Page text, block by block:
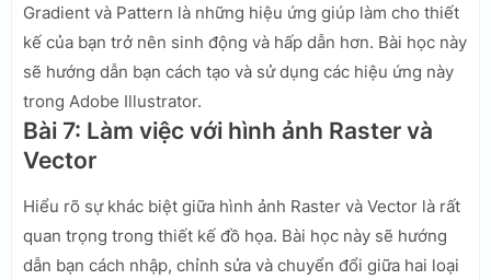
Gradient và Pattern là những hiệu ứng giúp làm cho thiết
kế của bạn trở nên sinh động và hấp dẫn hơn. Bài học này
sẽ hướng dẫn bạn cách tạo và sử dụng các hiệu ứng này
trong Adobe Illustrator.
Bài 7: Làm việc với hình ảnh Raster và
Vector
Hiểu rõ sự khác biệt giữa hình ảnh Raster và Vector là rất
quan trọng trong thiết kế đồ họa. Bài học này sẽ hướng
dẫn bạn cách nhập, chỉnh sửa và chuyển đổi giữa hai loại